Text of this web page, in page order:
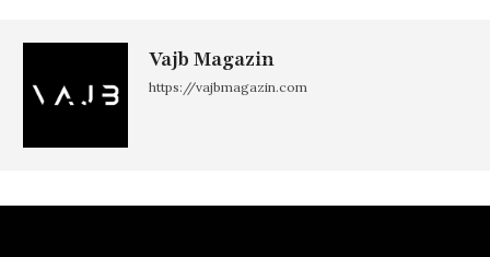
Vajb Magazin
https://vajbmagazin.com